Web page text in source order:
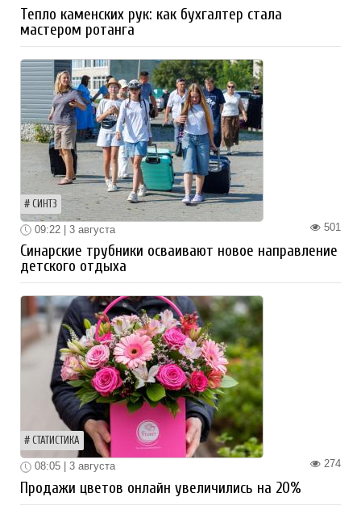
Тепло каменских рук: как бухгалтер стала
мастером ротанга
СИНТЗ
501
09:22 | 3 августа
Синарские трубники осваивают новое направление
детского отдыха
СТАТИСТИКА
274
08:05 | 3 августа
Продажи цветов онлайн увеличились на 20%